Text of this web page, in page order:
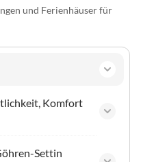
und Ferienhäuser für
Komfort
Settin